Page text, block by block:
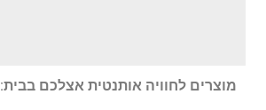
מוצרים לחוויה אותנטית אצלכם בבית: